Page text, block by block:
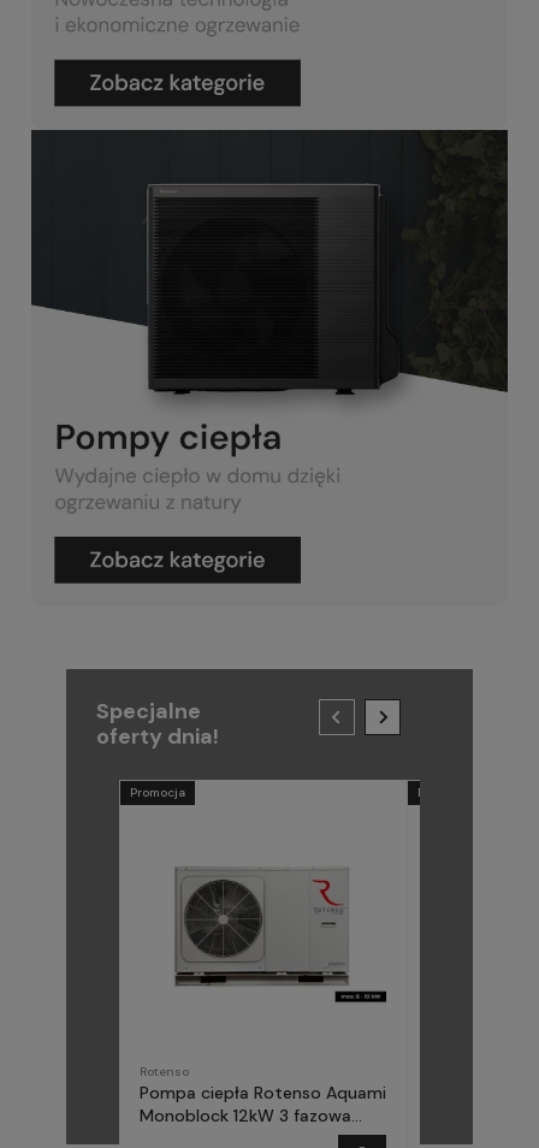
Specjalne
oferty dnia!
Rotenso
Pompa ciepła Rotenso Aquami
Monoblock 12kW 3 fazowa
Promocja Promocja